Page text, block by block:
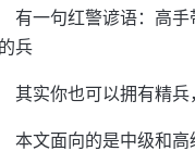
有一句红警谚语：高
兵
其实你也可以拥有精兵
本文面向的是中级和高